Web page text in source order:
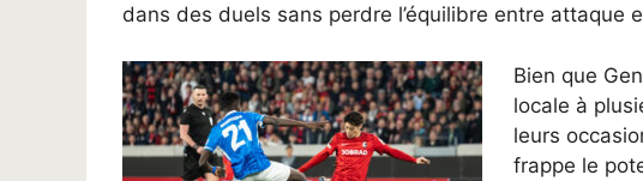
dans des duels sans perdre l’équilibre entre attaque
Bien que
locale à
leurs
frappe le